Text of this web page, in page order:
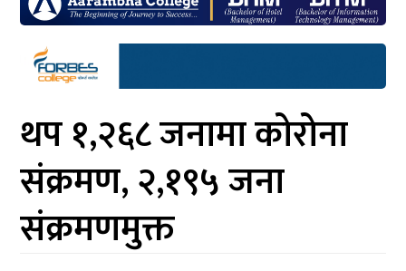
सेरोफेरो
समाचार
आर्थिक
मनोरञ्जन
खेलकुद
थप १,२६८ जनामा कोरोना
संक्रमण, २,१९५ जना
संक्रमणमुक्त